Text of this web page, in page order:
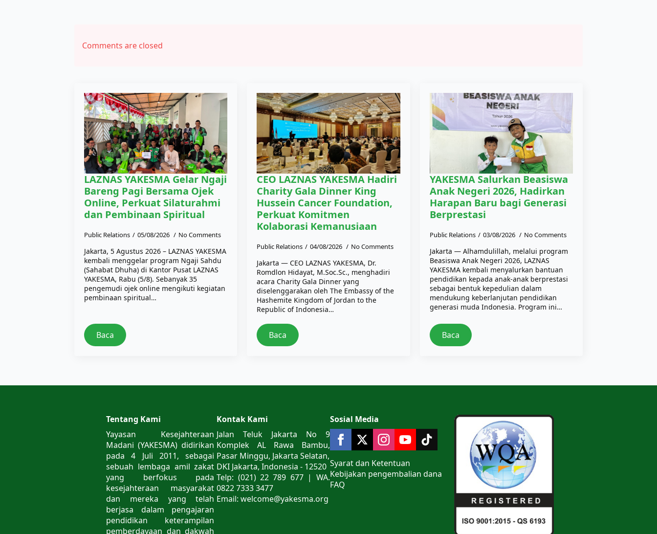
Comments are closed
LAZNAS YAKESMA Gelar Ngaji
Bareng Pagi Bersama Ojek
Online, Perkuat Silaturahmi
dan Pembinaan Spiritual
Public Relations 05/08/2026 No Comments
Jakarta, 5 Agustus 2026 – LAZNAS YAKESMA
kembali menggelar program Ngaji Sahdu
(Sahabat Dhuha) di Kantor Pusat LAZNAS
YAKESMA, Rabu (5/8). Sebanyak 35
pengemudi ojek online mengikuti kegiatan
pembinaan spiritual…
Baca
CEO LAZNAS YAKESMA Hadiri
Charity Gala Dinner King
Hussein Cancer Foundation,
Perkuat Komitmen
Kolaborasi Kemanusiaan
Public Relations 04/08/2026 No Comments
Jakarta — CEO LAZNAS YAKESMA, Dr.
Romdlon Hidayat, M.Soc.Sc., menghadiri
acara Charity Gala Dinner yang
diselenggarakan oleh The Embassy of the
Hashemite Kingdom of Jordan to the
Republic of Indonesia…
Baca
YAKESMA Salurkan Beasiswa
Anak Negeri 2026, Hadirkan
Harapan Baru bagi Generasi
Berprestasi
Public Relations 03/08/2026 No Comments
Jakarta — Alhamdulillah, melalui program
Beasiswa Anak Negeri 2026, LAZNAS
YAKESMA kembali menyalurkan bantuan
pendidikan kepada anak-anak berprestasi
sebagai bentuk kepedulian dalam
mendukung keberlanjutan pendidikan
generasi muda Indonesia. Program ini…
Baca
Tentang Kami
Yayasan Kesejahteraan
Madani (YAKESMA) didirikan
pada 4 Juli 2011, sebagai
sebuah lembaga amil zakat
yang berfokus pada
kesejahteraan masyarakat
dan mereka yang telah
berjasa dalam pengajaran
pendidikan keterampilan
pemberdayaan dan dakwah
Kontak Kami
Jalan Teluk Jakarta No 9
Komplek AL Rawa Bambu,
Pasar Minggu, Jakarta Selatan,
DKI Jakarta, Indonesia - 12520
Telp: (021) 22 789 677 | WA.
0822 7333 3477
Email: welcome@yakesma.org
Sosial Media
Syarat dan Ketentuan
Kebijakan pengembalian dana
FAQ